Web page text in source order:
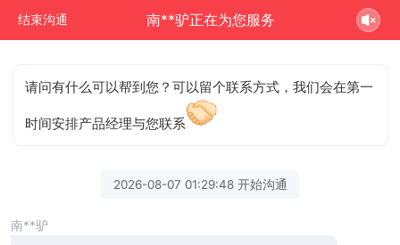
结束沟通 南**驴正在为您服务
请问有什么可以帮到您？可以留个联系方式，我们会在第一
时间安排产品经理与您联系
2026-08-07 01:29:48 开始沟通
南**驴